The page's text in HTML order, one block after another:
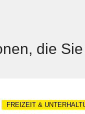
die
FREIZEIT &